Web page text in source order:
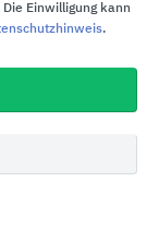
Einwilligung kann
.